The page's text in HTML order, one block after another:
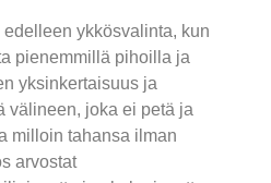
ykkösvalinta, kun
pienemmillä pihoilla ja
yksinkertaisuus ja
välineen, joka ei petä ja
milloin tahansa ilman
arvostat